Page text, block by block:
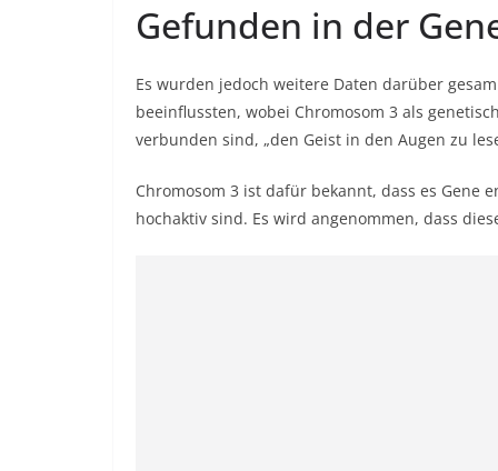
Gefunden in der
Es wurden jedoch weitere Daten darüber
beeinflussten, wobei Chromosom 3 als
verbunden sind, „den Geist in den Augen zu
Chromosom 3 ist dafür bekannt, dass es Gene
hochaktiv sind. Es wird angenommen, dass